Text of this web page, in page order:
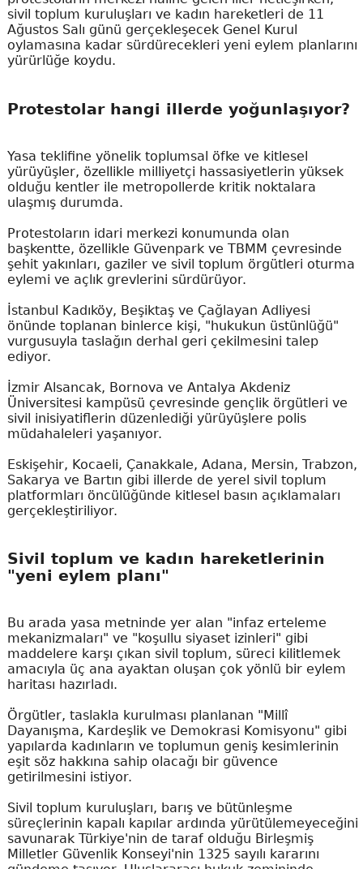
sivil toplum kuruluşları ve kadın hareketleri de 11
Ağustos Salı günü gerçekleşecek Genel Kurul
oylamasına kadar sürdürecekleri yeni eylem planlarını
yürürlüğe koydu.
Protestolar hangi illerde yoğunlaşıyor?
Yasa teklifine yönelik toplumsal öfke ve kitlesel
yürüyüşler, özellikle milliyetçi hassasiyetlerin yüksek
olduğu kentler ile metropollerde kritik noktalara
ulaşmış durumda.
Protestoların idari merkezi konumunda olan
başkentte, özellikle Güvenpark ve TBMM çevresinde
şehit yakınları, gaziler ve sivil toplum örgütleri oturma
eylemi ve açlık grevlerini sürdürüyor.
İstanbul Kadıköy, Beşiktaş ve Çağlayan Adliyesi
önünde toplanan binlerce kişi, "hukukun üstünlüğü"
vurgusuyla taslağın derhal geri çekilmesini talep
ediyor.
İzmir Alsancak, Bornova ve Antalya Akdeniz
Üniversitesi kampüsü çevresinde gençlik örgütleri ve
sivil inisiyatiflerin düzenlediği yürüyüşlere polis
müdahaleleri yaşanıyor.
Eskişehir, Kocaeli, Çanakkale, Adana, Mersin, Trabzon,
Sakarya ve Bartın gibi illerde de yerel sivil toplum
platformları öncülüğünde kitlesel basın açıklamaları
gerçekleştiriliyor.
Sivil toplum ve kadın hareketlerinin
"yeni eylem planı"
Bu arada yasa metninde yer alan "infaz erteleme
mekanizmaları" ve "koşullu siyaset izinleri" gibi
maddelere karşı çıkan sivil toplum, süreci kilitlemek
amacıyla üç ana ayaktan oluşan çok yönlü bir eylem
haritası hazırladı.
Örgütler, taslakla kurulması planlanan "Millî
Dayanışma, Kardeşlik ve Demokrasi Komisyonu" gibi
yapılarda kadınların ve toplumun geniş kesimlerinin
eşit söz hakkına sahip olacağı bir güvence
getirilmesini istiyor.
Sivil toplum kuruluşları, barış ve bütünleşme
süreçlerinin kapalı kapılar ardında yürütülemeyeceğini
savunarak Türkiye'nin de taraf olduğu Birleşmiş
Milletler Güvenlik Konseyi'nin 1325 sayılı kararını